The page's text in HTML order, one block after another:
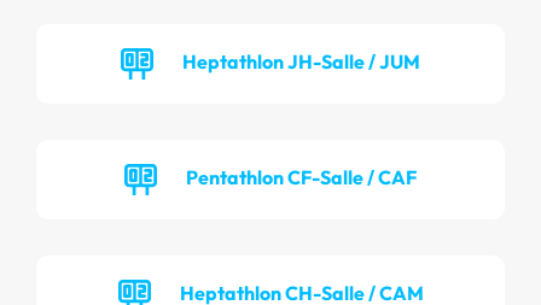
Heptathlon JH-Salle / JUM
Pentathlon CF-Salle / CAF
Heptathlon CH-Salle / CAM